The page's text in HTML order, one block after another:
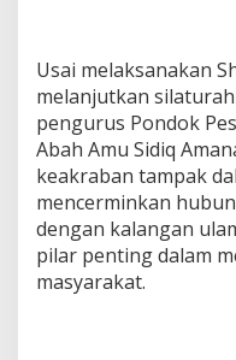
Usai melaksanakan
melanjutkan
pengurus Pondok
Abah Amu Sidiq
keakraban tampak
mencerminkan
dengan kalangan
pilar penting dalam
masyarakat.